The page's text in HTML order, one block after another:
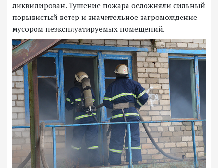
ликвидирован. Тушение пожара осложняли сильный
порывистый ветер и значительное загромождение
мусором неэксплуатируемых помещений.